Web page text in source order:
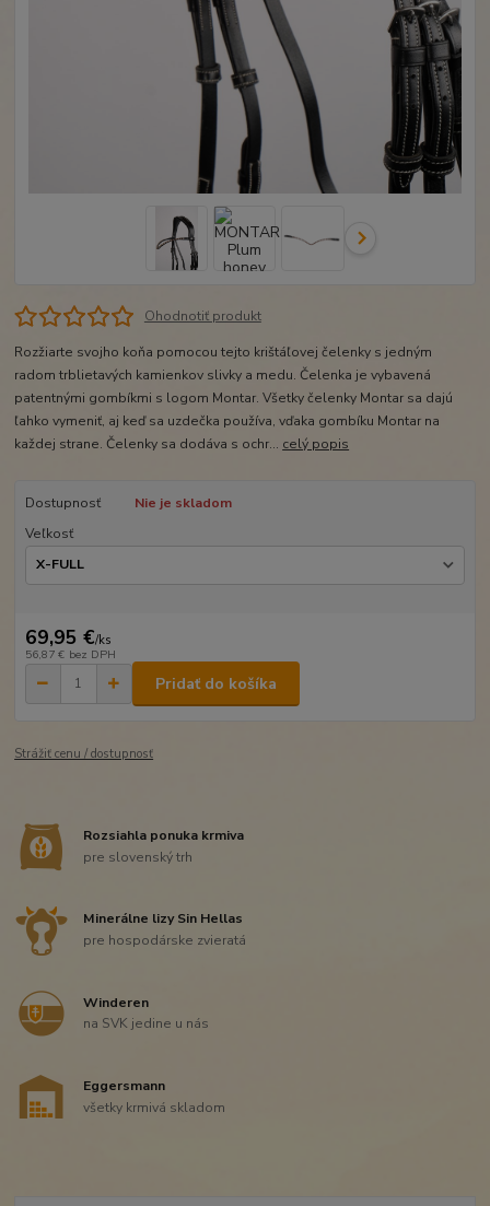
Ohodnotiť produkt
Rozžiarte svojho koňa pomocou tejto krištáľovej čelenky s jedným
radom trblietavých kamienkov slivky a medu. Čelenka je vybavená
patentnými gombíkmi s logom Montar. Všetky čelenky Montar sa dajú
ľahko vymeniť, aj keď sa uzdečka používa, vďaka gombíku Montar na
každej strane. Čelenky sa dodáva s ochr... celý popis
Dostupnosť
Nie je skladom
Veľkosť
69,95 €/ks
56,87 € bez DPH
Pridať do košíka
Strážiť cenu / dostupnosť
Rozsiahla ponuka krmiva
pre slovenský trh
Minerálne lizy Sin Hellas
pre hospodárske zvieratá
Winderen
na SVK jedine u nás
Eggersmann
všetky krmivá skladom